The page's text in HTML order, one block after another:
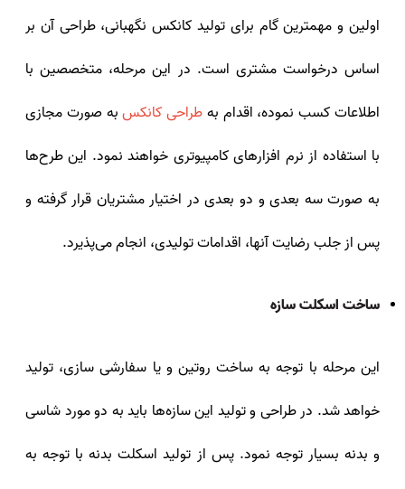
اولین و مهمترین گام برای تولید کانکس نگهبانی، طراحی آن بر
اساس درخواست مشتری است. در این مرحله، متخصصین با
اطلاعات کسب نموده، اقدام بهطراحی کانکسبه صورت مجازی
با استفاده از نرم افزارهای کامپیوتری خواهند نمود. این طرح‌ها
به صورت سه بعدی و دو بعدی در اختیار مشتریان قرار گرفته و
پس از جلب رضایت آنها، اقدامات تولیدی، انجام می‌پذیرد.
ساخت اسکلت سازه
این مرحله با توجه به ساخت روتین و یا سفارشی سازی، تولید
خواهد شد. در طراحی و تولید این سازه‌ها باید به دو مورد شاسی
و بدنه بسیار توجه نمود. پس از تولید اسکلت بدنه با توجه به